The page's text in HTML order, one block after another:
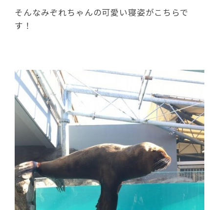
そんなみぞれちゃんの可愛い寝姿がこちらで
す！